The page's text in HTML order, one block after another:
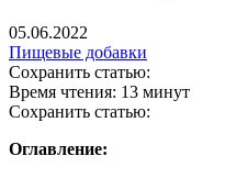
05.06.2022
Пищевые добавки
Сохранить статью:
Время чтения: 13 минут
Сохранить статью:
Оглавление: